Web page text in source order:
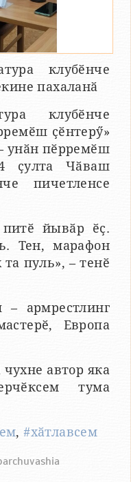
клубӗнче
пахаланӑ
клубӗнче
ҫӗнтерӳ»
унӑн пӗрремӗш
ҫулта Чӑваш
пичетленсе
йывӑр ӗҫ.
Тен, марафон
та пуль», – тенӗ
– армрестлинг
Европа
автор яка
тума
,#хӑтлавсем